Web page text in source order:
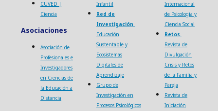
CUVED |
Ciencia
Asociaciones
Asociación de
Profesionales e
Investigadores
en Ciencias de
la Educación a
Distancia
Infantil
Red de
Investigación |
Educación
Sustentable y
Ecosistemas
Digitales de
Aprendizaje
Grupo de
Investigación en
Procesos Psicológicos
Internacional
de Psicología y
Ciencia Social
Retos.
Revista de
Divulgación
Crisis y Retos
de la Familia y
Pareja
Revista de
Iniciación